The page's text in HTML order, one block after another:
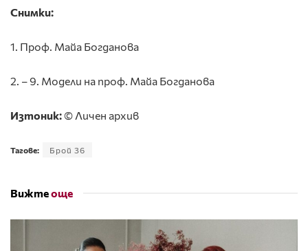
Снимки:
1. Проф. Майа Богданова
2. – 9. Модели на проф. Майа Богданова
Изтоник:© Личен архив
Тагове: Брой 36
Вижтеоще